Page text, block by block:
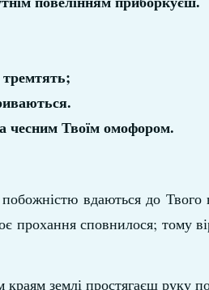
тремтять;
чесним Твоїм омофором.
вдаються до Твого
сповнилося; тому
землі простягаєш руку